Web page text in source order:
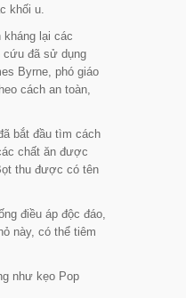
khối u.
kháng lại các
cứu đã sử dụng
Byrne, phó giáo
cách an toàn,
bắt đầu tìm cách
chất ăn được
thu được có tên
điều áp độc đáo,
này, có thể tiêm
như kẹo Pop